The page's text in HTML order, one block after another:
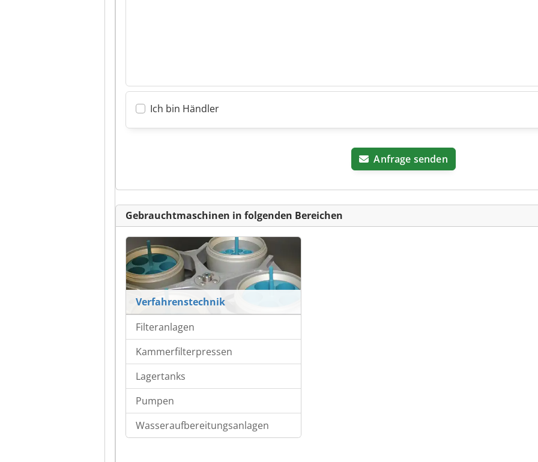
Ich bin Händler
Anfrage senden
Gebrauchtmaschinen in folgenden Bereichen
Verfahrenstechnik
Filteranlagen
Kammerfilterpressen
Lagertanks
Pumpen
Wasseraufbereitungsanlagen